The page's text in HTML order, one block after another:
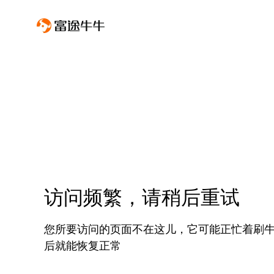
访问频繁，请稍后重试
您所要访问的页面不在这儿，它可能正忙着刷
后就能恢复正常